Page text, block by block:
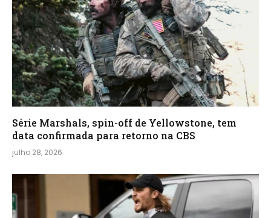
Série Marshals, spin-off de Yellowstone, tem
data confirmada para retorno na CBS
julho 28, 2026